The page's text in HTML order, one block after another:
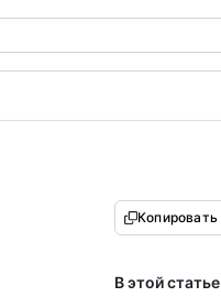
В этой статье